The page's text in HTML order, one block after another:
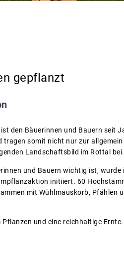
gepflanzt
den Bäuerinnen und Bauern seit
tragen somit nicht nur zur
Landschaftsbild im Rottal bei.
und Bauern wichtig ist,
initiiert. 60
mit Wühlmauskorb, Pfählen
und eine reichhaltige Ernte.